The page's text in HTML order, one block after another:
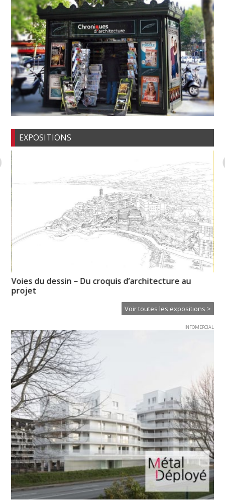
EXPOSITIONS
Voies du dessin – Du croquis d’architecture au
projet
Voir toutes les expositions >
INFOMERCIAL